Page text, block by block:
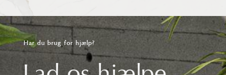
Har du brug for hjælp?